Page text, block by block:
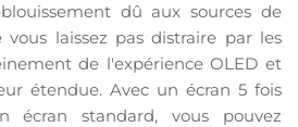
dû aux sources de
vous laissez pas distraire par les
de l'expérience OLED et
étendue. Avec un écran 5 fois
écran standard, vous pouvez